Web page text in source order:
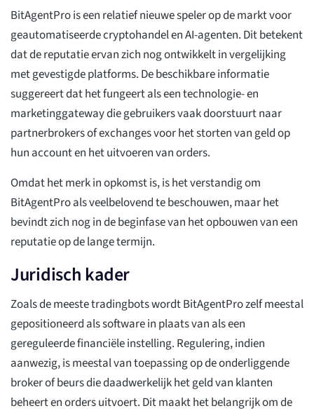
BitAgentPro is een relatief nieuwe speler op de markt voor
geautomatiseerde cryptohandel en AI-agenten. Dit betekent
dat de reputatie ervan zich nog ontwikkelt in vergelijking
met gevestigde platforms. De beschikbare informatie
suggereert dat het fungeert als een technologie- en
marketinggateway die gebruikers vaak doorstuurt naar
partnerbrokers of exchanges voor het storten van geld op
hun account en het uitvoeren van orders.
Omdat het merk in opkomst is, is het verstandig om
BitAgentPro als veelbelovend te beschouwen, maar het
bevindt zich nog in de beginfase van het opbouwen van een
reputatie op de lange termijn.
Juridisch kader
Zoals de meeste tradingbots wordt BitAgentPro zelf meestal
gepositioneerd als software in plaats van als een
gereguleerde financiële instelling. Regulering, indien
aanwezig, is meestal van toepassing op de onderliggende
broker of beurs die daadwerkelijk het geld van klanten
beheert en orders uitvoert. Dit maakt het belangrijk om de